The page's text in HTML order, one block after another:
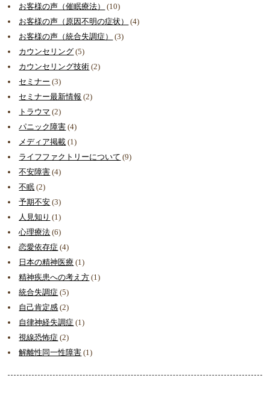
お客様の声（催眠療法）
(10)
お客様の声（原因不明の症状）
(4)
お客様の声（統合失調症）
(3)
カウンセリング (5)
カウンセリング技術 (2)
セミナー (3)
セミナー最新情報 (2)
トラウマ (2)
パニック障害 (4)
メディア掲載 (1)
ライフファクトリーについて (9)
不安障害 (4)
不眠 (2)
予期不安 (3)
人見知り (1)
心理療法 (6)
恋愛依存症 (4)
日本の精神医療 (1)
精神疾患への考え方 (1)
統合失調症 (5)
自己肯定感 (2)
自律神経失調症 (1)
視線恐怖症 (2)
解離性同一性障害 (1)